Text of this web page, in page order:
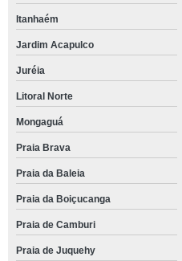
Itanhaém
Jardim Acapulco
Juréia
Litoral Norte
Mongaguá
Praia Brava
Praia da Baleia
Praia da Boiçucanga
Praia de Camburi
Praia de Juquehy